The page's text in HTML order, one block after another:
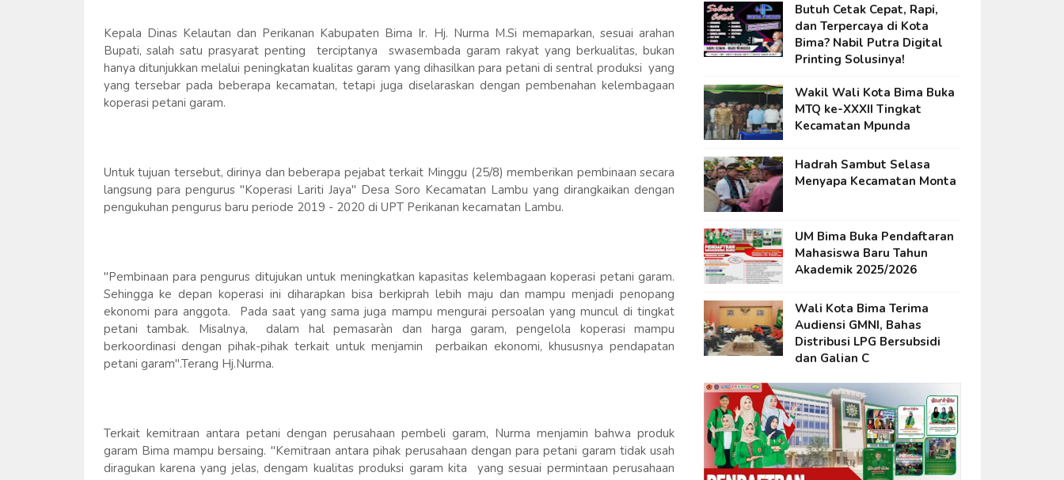
Kepala Dinas Kelautan dan Perikanan Kabupaten Bima Ir. Hj. Nurma M.Si memaparkan, sesuai arahan
Bupati, salah satu prasyarat penting terciptanya swasembada garam rakyat yang berkualitas, bukan
hanya ditunjukkan melalui peningkatan kualitas garam yang dihasilkan para petani di sentral produksi yang
yang tersebar pada beberapa kecamatan, tetapi juga diselaraskan dengan pembenahan kelembagaan
koperasi petani garam.
Untuk tujuan tersebut, dirinya dan beberapa pejabat terkait Minggu (25/8) memberikan pembinaan secara
langsung para pengurus "Koperasi Lariti Jaya" Desa Soro Kecamatan Lambu yang dirangkaikan dengan
pengukuhan pengurus baru periode 2019 - 2020 di UPT Perikanan kecamatan Lambu.
"Pembinaan para pengurus ditujukan untuk meningkatkan kapasitas kelembagaan koperasi petani garam.
Sehingga ke depan koperasi ini diharapkan bisa berkiprah lebih maju dan mampu menjadi penopang
ekonomi para anggota. Pada saat yang sama juga mampu mengurai persoalan yang muncul di tingkat
petani tambak. Misalnya, dalam hal pemasaràn dan harga garam, pengelola koperasi mampu
berkoordinasi dengan pihak-pihak terkait untuk menjamin perbaikan ekonomi, khususnya pendapatan
petani garam".Terang Hj.Nurma.
Terkait kemitraan antara petani dengan perusahaan pembeli garam, Nurma menjamin bahwa produk
garam Bima mampu bersaing. "Kemitraan antara pihak perusahaan dengan para petani garam tidak usah
diragukan karena yang jelas, dengam kualitas produksi garam kita yang sesuai permintaan perusahaan
Butuh Cetak Cepat, Rapi,
dan Terpercaya di Kota
Bima? Nabil Putra Digital
Printing Solusinya!
Wakil Wali Kota Bima Buka
MTQ ke-XXXII Tingkat
Kecamatan Mpunda
Hadrah Sambut Selasa
Menyapa Kecamatan Monta
UM Bima Buka Pendaftaran
Mahasiswa Baru Tahun
Akademik 2025/2026
Wali Kota Bima Terima
Audiensi GMNI, Bahas
Distribusi LPG Bersubsidi
dan Galian C